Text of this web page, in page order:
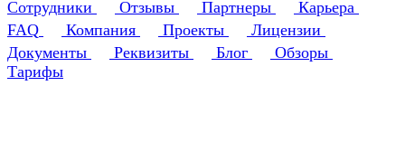
Сотрудники
Отзывы Партнеры
Карьера
FAQ
Компания Проекты
Лицензии
Документы
Реквизиты Блог
Обзоры
Тарифы